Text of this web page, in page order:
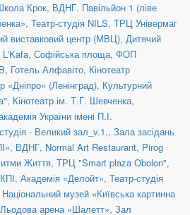
Крок, ВДНГ. Павільйон 1 (ліве
, Театр-студія NILS, ТРЦ Універмаг
виставковий центр (МВЦ), Дитячий
L'Kafa, Софійська площа, ФОП
, Готель Алфавіто, Кінотеатр
«Дніпро» (Ленінград), Культурний
, Кінотеатр ім. Т.Г. Шевченка,
України імені П.І.
- Великий зал_v.1., Зала засідань
, ВДНГ, Normal Art Restaurant, Pirog
Життя, ТРЦ "Smart plaza Obolon",
, Академія «Делойт», Театр-студія
Національний музей «Київська картинна
Льодова арена «Шалетт», Зал